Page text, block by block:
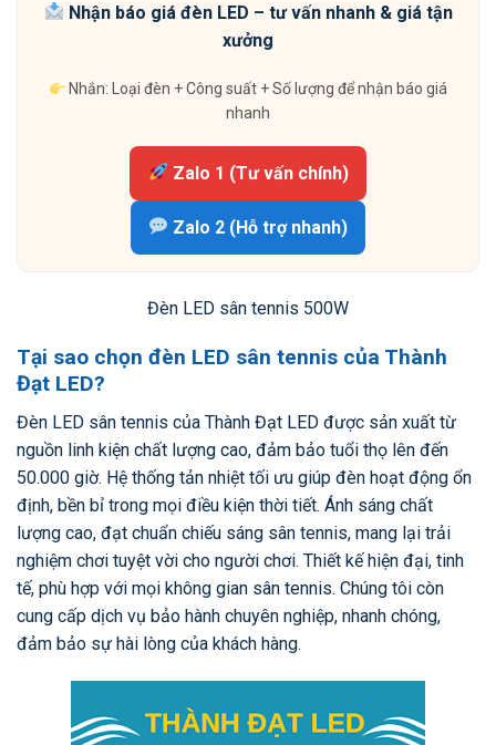
Nhận báo giá đèn LED – tư vấn nhanh & giá tận
xưởng
Nhắn: Loại đèn + Công suất + Số lượng để nhận báo giá
nhanh
Zalo 1 (Tư vấn chính)
Zalo 2 (Hỗ trợ nhanh)
Đèn LED sân tennis 500W
Tại sao chọn đèn LED sân tennis của Thành
Đạt LED?
Đèn LED sân tennis của Thành Đạt LED được sản xuất từ
nguồn linh kiện chất lượng cao, đảm bảo tuổi thọ lên đến
50.000 giờ. Hệ thống tản nhiệt tối ưu giúp đèn hoạt động ổn
định, bền bỉ trong mọi điều kiện thời tiết. Ánh sáng chất
lượng cao, đạt chuẩn chiếu sáng sân tennis, mang lại trải
nghiệm chơi tuyệt vời cho người chơi. Thiết kế hiện đại, tinh
tế, phù hợp với mọi không gian sân tennis. Chúng tôi còn
cung cấp dịch vụ bảo hành chuyên nghiệp, nhanh chóng,
đảm bảo sự hài lòng của khách hàng.